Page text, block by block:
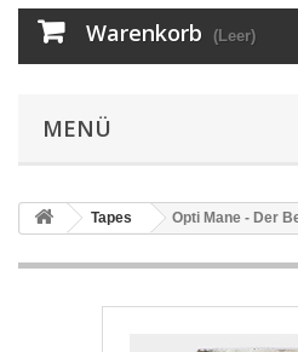
Warenkorb (Leer)
MENÜ
Tapes Opti Mane - Der